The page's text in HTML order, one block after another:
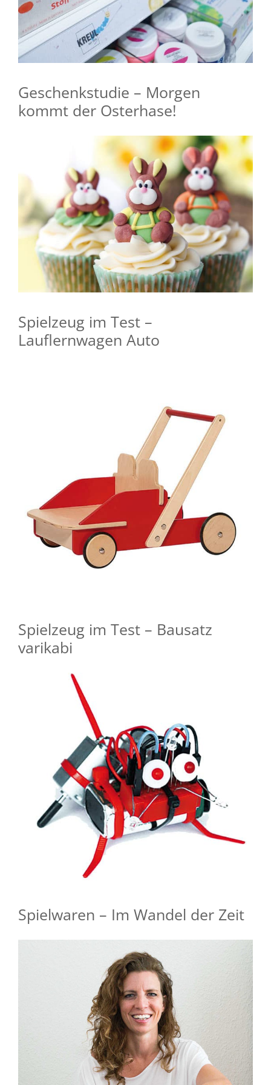
Geschenkstudie – Morgen
kommt der Osterhase!
Spielzeug im Test –
Lauflernwagen Auto
Spielzeug im Test – Bausatz
varikabi
Spielwaren – Im Wandel der Zeit